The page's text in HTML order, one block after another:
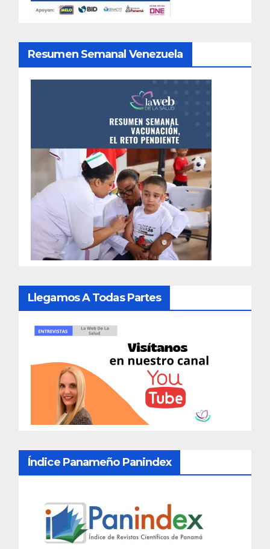
Resumen Semanal Venezuela
Llegamos A Todas Partes
Índice Panameño Panindex